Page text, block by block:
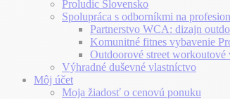
Proludic Slovensko
Spolupráca s odborníkmi na
Partnerstvo WCA: dizajn
Komunitné fitnes vybavenie
Outdoorové street workoutové
Výhradné duševné vlastníctvo
Môj účet
Moja žiadosť o cenovú ponuku